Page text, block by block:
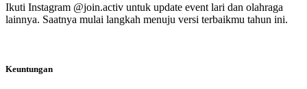
Ikuti Instagram @join.activ untuk update event lari dan olahraga
lainnya. Saatnya mulai langkah menuju versi terbaikmu tahun ini.
Keuntungan